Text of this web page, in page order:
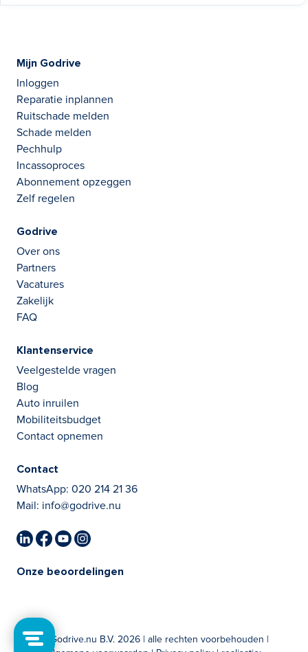
Mijn Godrive
Inloggen
Reparatie inplannen
Ruitschade melden
Schade melden
Pechhulp
Incassoproces
Abonnement opzeggen
Zelf regelen
Godrive
Over ons
Partners
Vacatures
Zakelijk
FAQ
Klantenservice
Veelgestelde vragen
Blog
Auto inruilen
Mobiliteitsbudget
Contact opnemen
Contact
WhatsApp: 020 214 21 36
Mail: info@godrive.nu
Onze beoordelingen
© Godrive.nu B.V. 2026 | alle rechten voorbehouden |